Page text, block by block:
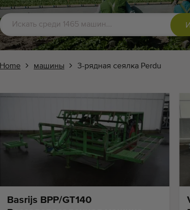
Home машины 3-рядная сеялка Perdu
Basrijs BPP/GT140